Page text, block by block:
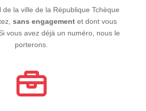
de la ville de la République Tchèque
sans engagement et dont vous
vous avez déjà un numéro, nous le
porterons.